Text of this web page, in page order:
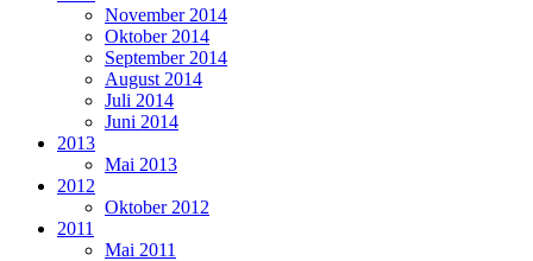
November 2014
Oktober 2014
September 2014
August 2014
Juli 2014
Juni 2014
2013
Mai 2013
2012
Oktober 2012
2011
Mai 2011